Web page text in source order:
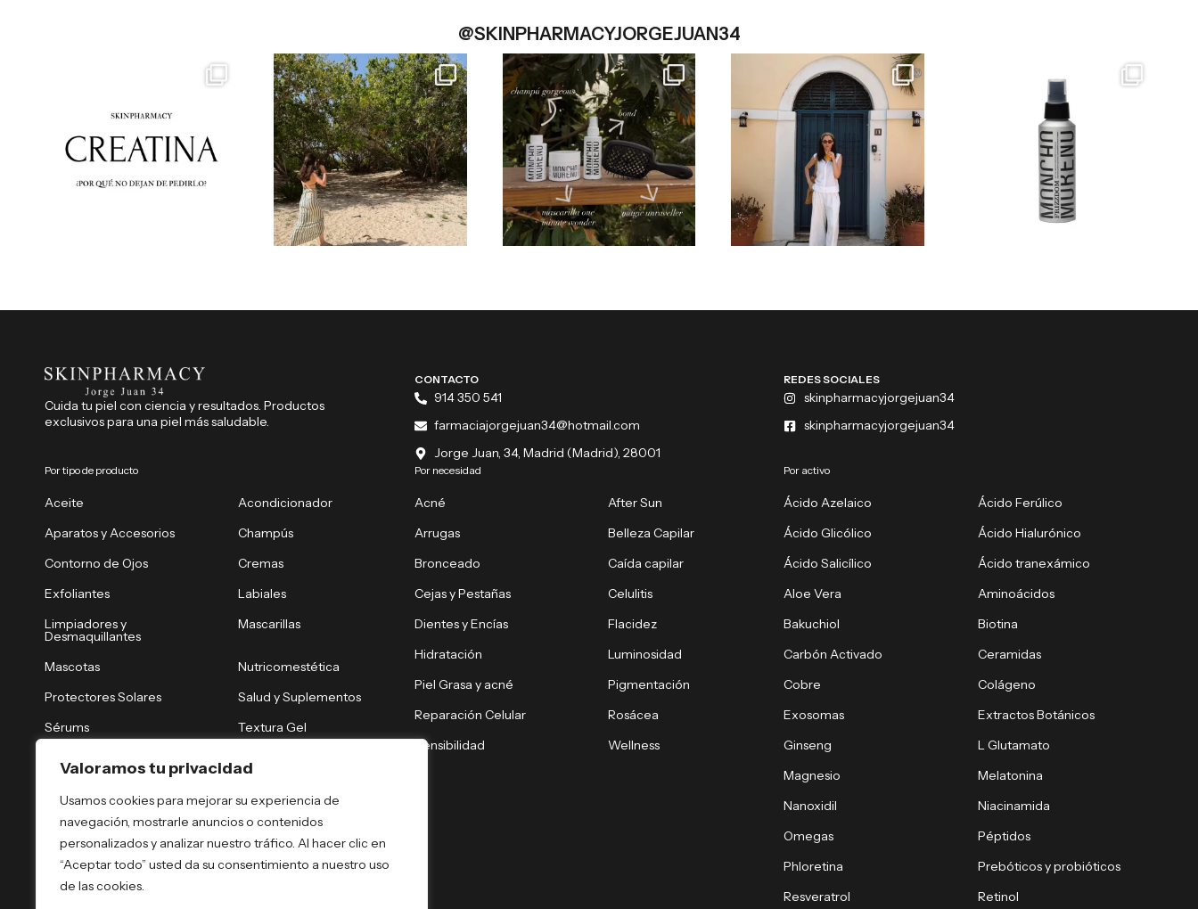
Valoramos tu privacidad
Usamos cookies para mejorar su experiencia de
navegación, mostrarle anuncios o contenidos
personalizados y analizar nuestro tráfico. Al hacer clic en
“Aceptar todo” usted da su consentimiento a nuestro uso
de las cookies.
@SKINPHARMACYJORGEJUAN34
Cuida tu piel con ciencia y resultados. Productos
exclusivos para una piel más saludable.
CONTACTO
914 350 541
farmaciajorgejuan34@hotmail.com
Jorge Juan, 34, Madrid (Madrid), 28001
REDES SOCIALES
skinpharmacyjorgejuan34
skinpharmacyjorgejuan34
Por tipo de producto
Aceite
Acondicionador
Aparatos y Accesorios
Champús
Contorno de Ojos
Cremas
Exfoliantes
Labiales
Limpiadores y
Desmaquillantes
Mascarillas
Mascotas
Nutricomestética
Protectores Solares
Salud y Suplementos
Sérums
Textura Gel
Por necesidad
Acné
After Sun
Arrugas
Belleza Capilar
Bronceado
Caída capilar
Cejas y Pestañas
Celulitis
Dientes y Encías
Flacidez
Hidratación
Luminosidad
Piel Grasa y acné
Pigmentación
Reparación Celular
Rosácea
Sensibilidad
Wellness
Por activo
Ácido Azelaico
Ácido Ferúlico
Ácido Glicólico
Ácido Hialurónico
Ácido Salicílico
Ácido tranexámico
Aloe Vera
Aminoácidos
Bakuchiol
Biotina
Carbón Activado
Ceramidas
Cobre
Colágeno
Exosomas
Extractos Botánicos
Ginseng
L Glutamato
Magnesio
Melatonina
Nanoxidil
Niacinamida
Omegas
Péptidos
Phloretina
Prebóticos y probióticos
Resveratrol
Retinol